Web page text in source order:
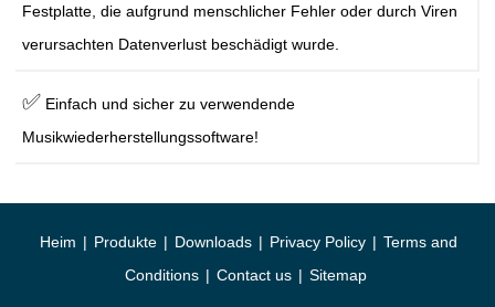
Festplatte, die aufgrund menschlicher Fehler oder durch Viren
verursachten Datenverlust beschädigt wurde.
✅ Einfach und sicher zu verwendende
Musikwiederherstellungssoftware!
Heim | Produkte | Downloads | Privacy Policy | Terms and
Conditions | Contact us | Sitemap